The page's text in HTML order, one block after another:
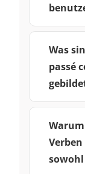
Was
passé
sowohl